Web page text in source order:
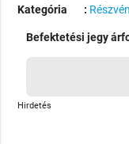
Kategória :
Befektetési jegy
Hirdetés